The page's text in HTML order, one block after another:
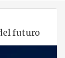
futuro